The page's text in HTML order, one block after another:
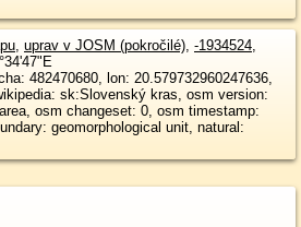
, uprav v JOSM (pokročilé), -1934524,
482470680, lon: 20.579732960247636,
sk:Slovenský kras, osm version:
osm changeset: 0, osm timestamp:
geomorphological unit, natural: